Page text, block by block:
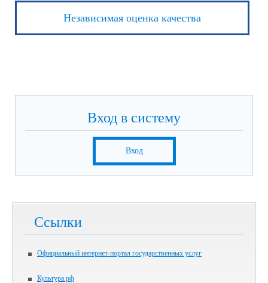
Независимая оценка качества
Вход в систему
Вход
Ссылки
Официальный интернет-портал государственных услуг
Культура.рф